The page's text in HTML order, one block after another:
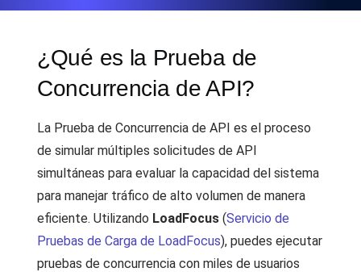
¿Qué es la Prueba de
Concurrencia de API?
La Prueba de Concurrencia de API es el proceso
de simular múltiples solicitudes de API
simultáneas para evaluar la capacidad del sistema
para manejar tráfico de alto volumen de manera
eficiente. Utilizando LoadFocus (Servicio de
Pruebas de Carga de LoadFocus), puedes ejecutar
pruebas de concurrencia con miles de usuarios